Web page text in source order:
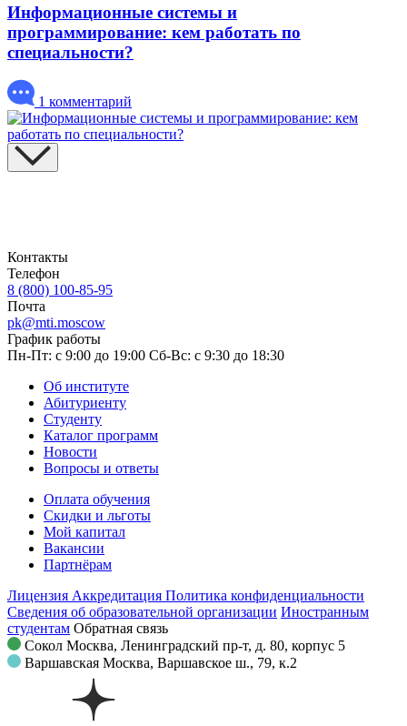
Информационные системы и
программирование: кем работать по
специальности?
1 комментарий
Контакты
Телефон
8 (800) 100-85-95
Почта
pk@mti.moscow
График работы
Пн-Пт: с 9:00 до 19:00 Сб-Вс: с 9:30 до 18:30
Об институте
Абитуриенту
Студенту
Каталог программ
Новости
Вопросы и ответы
Оплата обучения
Скидки и льготы
Мой капитал
Вакансии
Партнёрам
Лицензия Аккредитация Политика конфиденциальности
Сведения об образовательной организации Иностранным
студентам Обратная связь
Сокол Москва, Ленинградский пр-т, д. 80, корпус 5
Варшавская Москва, Варшавское ш., 79, к.2